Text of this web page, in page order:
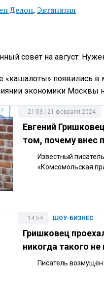
Делон, Эвтаназия
совет на август:
«кашалоты» появились в
экономики Москвы
21:53 | 21 февраля 2024
Евгений
том, почему внес
Известный
«Комсомольская
ШОУ-БИЗНЕС
14:54
Гришковец
никогда такого
Писатель